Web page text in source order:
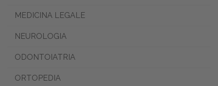
MEDICINA LEGALE
NEUROLOGIA
ODONTOIATRIA
ORTOPEDIA